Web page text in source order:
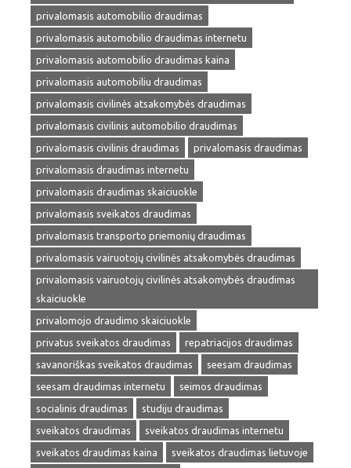
privalomasis automobilio draudimas
privalomasis automobilio draudimas internetu
privalomasis automobilio draudimas kaina
privalomasis automobiliu draudimas
privalomasis civilinės atsakomybės draudimas
privalomasis civilinis automobilio draudimas
privalomasis civilinis draudimas
privalomasis draudimas
privalomasis draudimas internetu
privalomasis draudimas skaiciuokle
privalomasis sveikatos draudimas
privalomasis transporto priemonių draudimas
privalomasis vairuotojų civilinės atsakomybės draudimas
privalomasis vairuotojų civilinės atsakomybės draudimas
skaiciuokle
privalomojo draudimo skaiciuokle
privatus sveikatos draudimas
repatriacijos draudimas
savanoriškas sveikatos draudimas
seesam draudimas
seesam draudimas internetu
seimos draudimas
socialinis draudimas
studiju draudimas
sveikatos draudimas
sveikatos draudimas internetu
sveikatos draudimas kaina
sveikatos draudimas lietuvoje